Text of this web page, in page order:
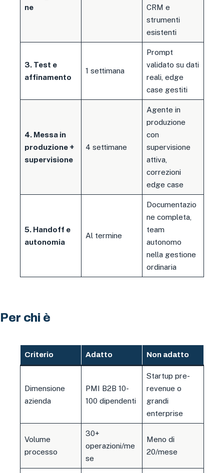
ne
CRM e
strumenti
esistenti
3. Test e
affinamento
1 settimana
Prompt
validato su dati
reali, edge
case gestiti
4. Messa in
produzione +
supervisione
4 settimane
Agente in
produzione
con
supervisione
attiva,
correzioni
edge case
5. Handoff e
autonomia
Al termine
Documentazio
ne completa,
team
autonomo
nella gestione
ordinaria
Per chi è
Criterio Adatto Non adatto
Dimensione
azienda
PMI B2B 10-
100 dipendenti
Startup pre-
revenue o
grandi
enterprise
Volume
processo
30+
operazioni/me
se
Meno di
20/mese